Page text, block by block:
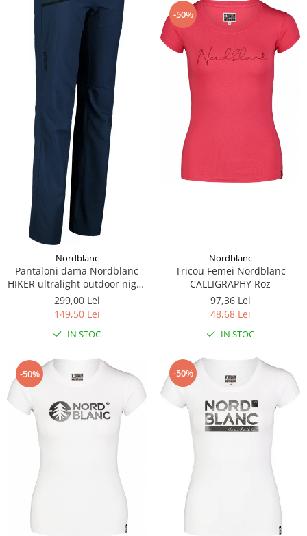
Nordblanc
Pantaloni dama Nordblanc
HIKER ultralight outdoor night
blue
299,00 Lei
149,50 Lei
IN STOC
-50%
Nordblanc
Tricou Femei Nordblanc
CALLIGRAPHY Roz
97,36 Lei
48,68 Lei
IN STOC
-50% -50%